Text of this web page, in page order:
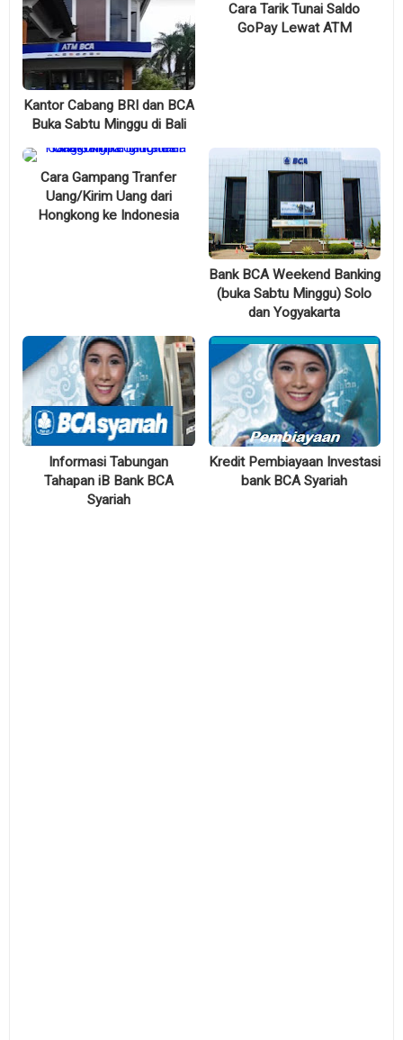
Kantor Cabang BRI dan BCA
Buka Sabtu Minggu di Bali
Cara Tarik Tunai Saldo
GoPay Lewat ATM
Cara Gampang Tranfer
Uang/Kirim Uang dari
Hongkong ke Indonesia
Bank BCA Weekend Banking
(buka Sabtu Minggu) Solo
dan Yogyakarta
Informasi Tabungan
Tahapan iB Bank BCA
Syariah
Kredit Pembiayaan Investasi
bank BCA Syariah